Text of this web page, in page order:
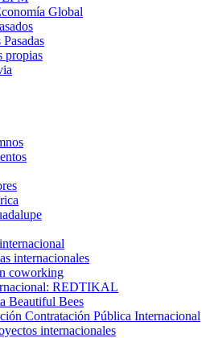
Global
Pasadas
propias
internacionales
coworking
REDTIKAL
Beautiful Bees
Contratación Pública Internacional
internacionales